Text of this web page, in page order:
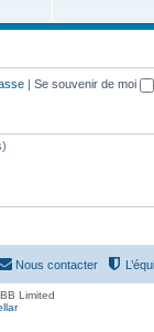
| Se souvenir de moi
Nous contacter
Limited